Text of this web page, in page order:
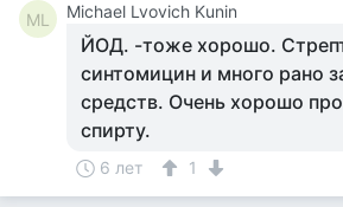
ML Michael Lvovich Kunin
ЙОД. -тоже хорошо.
синтомицин и много рано
средств. Очень хорошо
спирту.
6 лет 1